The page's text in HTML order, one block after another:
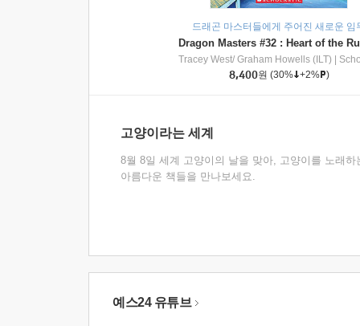
드래곤 마스터들에게 주어진 새로운 임
Tracey West/ Graham Howells (ILT)
8,400원 (30% +2% )
고양이라는 세계
8월 8일 세계 고양이의 날을 맞아, 고양이를 노래하
아름다운 책들을 만나보세요.
예스24 유튜브